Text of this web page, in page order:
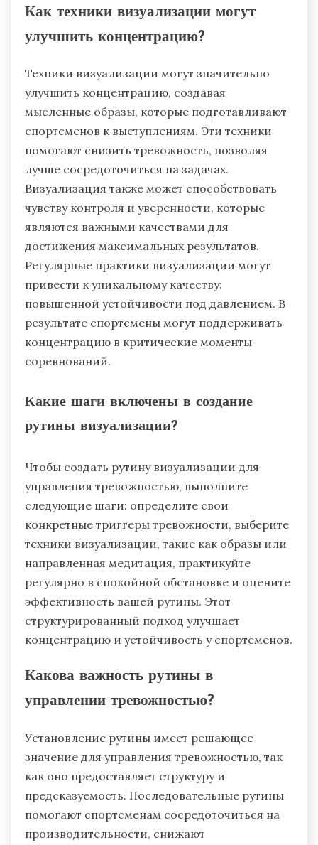
Как техники визуализации могут
улучшить концентрацию?
Техники визуализации могут значительно
улучшить концентрацию, создавая
мысленные образы, которые подготавливают
спортсменов к выступлениям. Эти техники
помогают снизить тревожность, позволяя
лучше сосредоточиться на задачах.
Визуализация также может способствовать
чувству контроля и уверенности, которые
являются важными качествами для
достижения максимальных результатов.
Регулярные практики визуализации могут
привести к уникальному качеству:
повышенной устойчивости под давлением. В
результате спортсмены могут поддерживать
концентрацию в критические моменты
соревнований.
Какие шаги включены в создание
рутины визуализации?
Чтобы создать рутину визуализации для
управления тревожностью, выполните
следующие шаги: определите свои
конкретные триггеры тревожности, выберите
техники визуализации, такие как образы или
направленная медитация, практикуйте
регулярно в спокойной обстановке и оцените
эффективность вашей рутины. Этот
структурированный подход улучшает
концентрацию и устойчивость у спортсменов.
Какова важность рутины в
управлении тревожностью?
Установление рутины имеет решающее
значение для управления тревожностью, так
как оно предоставляет структуру и
предсказуемость. Последовательные рутины
помогают спортсменам сосредоточиться на
производительности, снижают